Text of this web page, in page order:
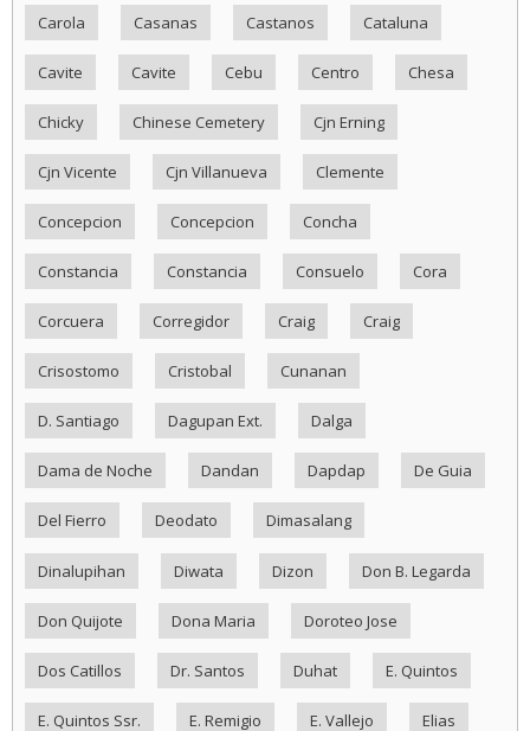
Carola Casanas Castanos Cataluna
Cavite Cavite Cebu Centro Chesa
Chicky Chinese Cemetery Cjn Erning
Cjn Vicente Cjn Villanueva Clemente
Concepcion Concepcion Concha
Constancia Constancia Consuelo Cora
Corcuera Corregidor Craig Craig
Crisostomo Cristobal Cunanan
D. Santiago Dagupan Ext. Dalga
Dama de Noche Dandan Dapdap De Guia
Del Fierro Deodato Dimasalang
Dinalupihan Diwata Dizon Don B. Legarda
Don Quijote Dona Maria Doroteo Jose
Dos Catillos Dr. Santos Duhat E. Quintos
E. Quintos Ssr. E. Remigio E. Vallejo Elias